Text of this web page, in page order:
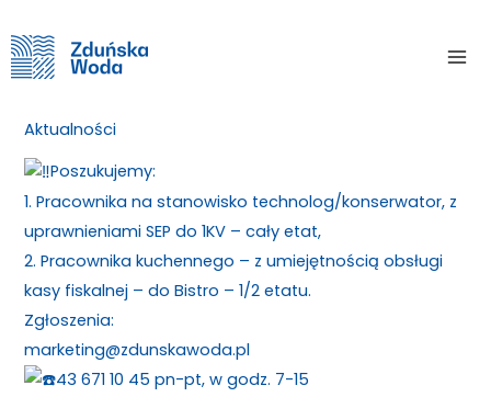
to
content
Aktualności
Poszukujemy:
1. Pracownika na stanowisko technolog/konserwator, z
uprawnieniami SEP do 1KV – cały etat,
2. Pracownika kuchennego – z umiejętnością obsługi
kasy fiskalnej – do Bistro – 1/2 etatu.
Zgłoszenia:
marketing@zdunskawoda.pl
43 671 10 45 pn-pt, w godz. 7-15